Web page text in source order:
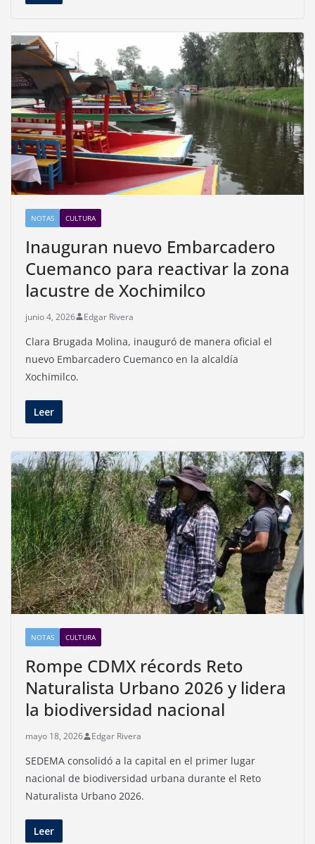
NOTAS CULTURA
Inauguran nuevo Embarcadero
Cuemanco para reactivar la zona
lacustre de Xochimilco
junio 4, 2026 Edgar Rivera
Clara Brugada Molina, inauguró de manera oficial el
nuevo Embarcadero Cuemanco en la alcaldía
Xochimilco.
Leer
NOTAS CULTURA
Rompe CDMX récords Reto
Naturalista Urbano 2026 y lidera
la biodiversidad nacional
mayo 18, 2026 Edgar Rivera
SEDEMA consolidó a la capital en el primer lugar
nacional de biodiversidad urbana durante el Reto
Naturalista Urbano 2026.
Leer